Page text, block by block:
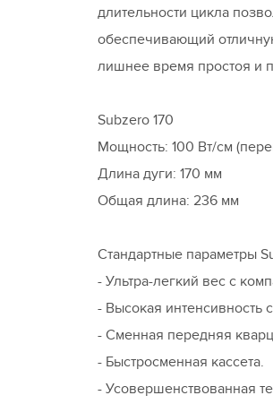
длительности цикла
обеспечивающий
лишнее время простоя и
Subzero 170
Мощность: 100 Вт/см
Длина дуги: 170 мм
Общая длина: 236 мм
Стандартные параметры
- Ультра-легкий вес с
- Высокая интенсивность
- Сменная передняя
- Быстросменная кассета.
- Усовершенствованная